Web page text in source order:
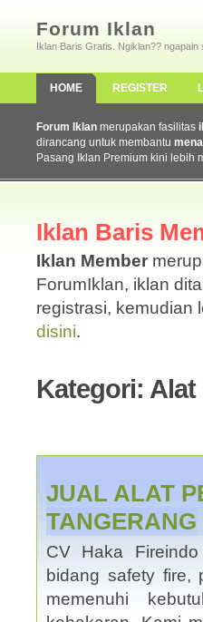
Forum Iklan
Iklan Baris Gratis. Ngiklan?? ngapain
HOME REGISTER
Forum Iklan merupakan fasilitas
dirancang untuk membantu
Pasang Iklan Premium kini lebih
Iklan Baris
Iklan Member
ForumIklan, iklan
registrasi, kemudian
disini.
Kategori:
JUAL ALAT
TANGERANG
CV Haka
bidang safety fire,
memenuhi